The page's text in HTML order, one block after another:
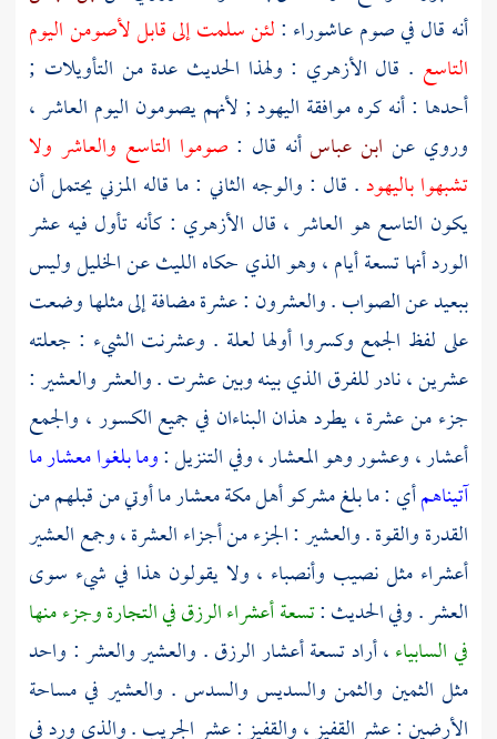
أنه قال في صوم عاشوراء :لئن سلمت إلى قابل لأصومن اليوم
التاسع . قال الأزهري : ولهذا الحديث عدة من التأويلات ;
أحدها : أنه كره موافقة اليهود ; لأنهم يصومون اليوم العاشر ،
وروي عن ابن عباسأنه قال : صوموا التاسع والعاشر ولا
تشبهوا باليهود. قال : والوجه الثاني : ما قاله المزنييحتمل أن
يكون التاسع هو العاشر ، قال الأزهري : كأنه تأول فيه عشر
الورد أنها تسعة أيام ، وهو الذي حكاهالليثعنالخليلوليس
ببعيد عن الصواب . والعشرون : عشرة مضافة إلى مثلها وضعت
على لفظ الجمع وكسروا أولها لعلة . وعشرنت الشيء : جعلته
عشرين ، نادر للفرق الذي بينه وبين عشرت . والعشر والعشير :
جزء من عشرة ، يطرد هذان البناءان في جميع الكسور ، والجمع
أعشار ، وعشور وهو المعشار ، وفي التنزيل :وما بلغوا معشار ما
آتيناهمأي : ما بلغ مشركو أهل مكة معشار ما أوتي من قبلهم من
القدرة والقوة . والعشير : الجزء من أجزاء العشرة ، وجمع العشير
أعشراء مثل نصيب وأنصباء ، ولا يقولون هذا في شيء سوى
العشر . وفي الحديث :تسعة أعشراء الرزق في التجارة وجزء منها
في السابياء، أراد تسعة أعشار الرزق . والعشير والعشر : واحد
مثل الثمين والثمن والسديس والسدس . والعشير في مساحة
الأرضين : عشر القفيز ، والقفيز : عشر الجريب . والذي ورد في